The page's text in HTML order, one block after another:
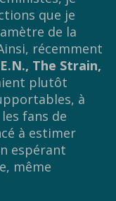
que je
de la
récemment
The Strain,
plutôt
à
fans de
à estimer
espérant
même